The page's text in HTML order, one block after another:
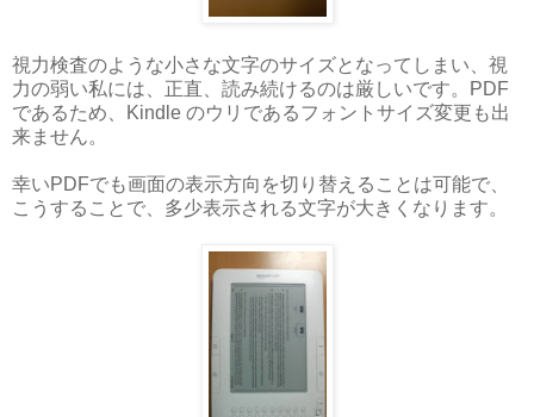
視力検査のような小さな文字のサイズとなってしまい、視
力の弱い私には、正直、読み続けるのは厳しいです。PDF
であるため、Kindle のウリであるフォントサイズ変更も出
来ません。
幸いPDFでも画面の表示方向を切り替えることは可能で、
こうすることで、多少表示される文字が大きくなります。